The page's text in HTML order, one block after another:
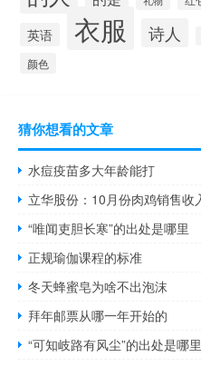
英语 衣服 诗人
颜色
猜你想看的文章
水痘疫苗多大年龄能打
立华股份：10月份肉鸡销售
“唯闻吏胆长寒”的出处是哪里
正规瑜伽课程的标准
冬天蜂蜜皂为啥不出泡沫
拜年邮票从哪一年开始的
“可知岐路有风尘”的出处是哪里